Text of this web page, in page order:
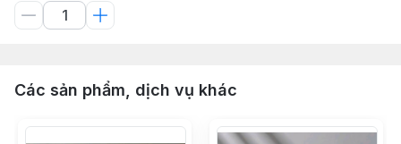
Các sản phẩm, dịch vụ khác